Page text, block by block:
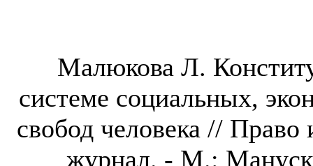
Малюкова Л.
системе социальных,
свобод человека //
журнал. - М.: